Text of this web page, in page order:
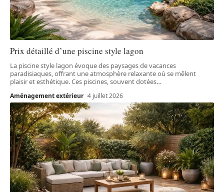
Prix détaillé d’une piscine style lagon
La piscine style lagon évoque des paysages de vacances
paradisiaques, offrant une atmosphère relaxante où se mêlent
plaisir et esthétique. Ces piscines, souvent dotées…
Aménagement extérieur 4 juillet 2026